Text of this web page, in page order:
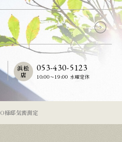
053-430-5123
10:00〜19:00 水曜定休
浜松
店
O様邸気密測定